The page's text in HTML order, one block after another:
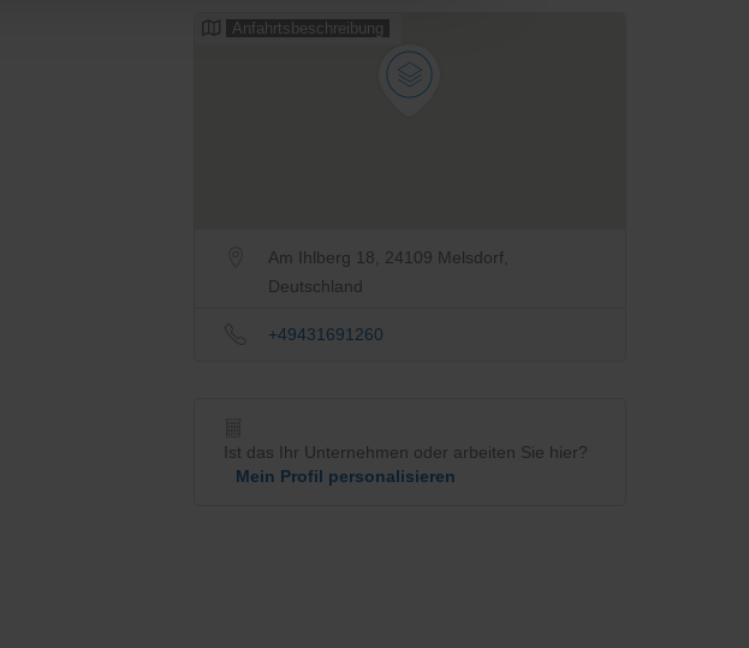
Anfahrtsbeschreibung
Am Ihlberg 18, 24109 Melsdorf,
Deutschland
+49431691260
Ist das Ihr Unternehmen oder arbeiten Sie hier?
Mein Profil personalisieren